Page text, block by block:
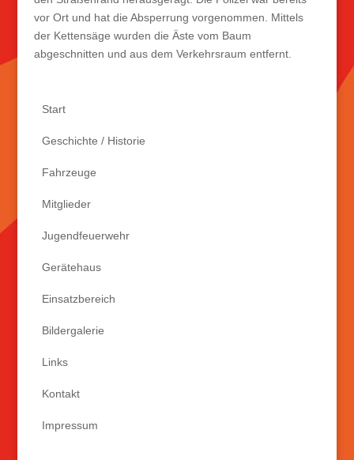
vor Ort und hat die Absperrung vorgenommen. Mittels
der Kettensäge wurden die Äste vom Baum
abgeschnitten und aus dem Verkehrsraum entfernt.
Start
Geschichte / Historie
Fahrzeuge
Mitglieder
Jugendfeuerwehr
Gerätehaus
Einsatzbereich
Bildergalerie
Links
Kontakt
Impressum